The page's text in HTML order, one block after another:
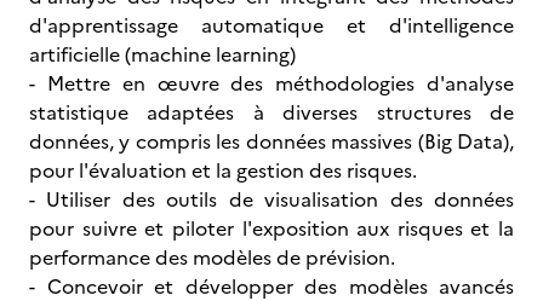
d'apprentissage automatique et d'intelligence
artificielle (machine learning)
- Mettre en œuvre des méthodologies d'analyse
statistique adaptées à diverses structures de
données, y compris les données massives (Big Data),
pour l'évaluation et la gestion des risques.
- Utiliser des outils de visualisation des données
pour suivre et piloter l'exposition aux risques et la
performance des modèles de prévision.
- Concevoir et développer des modèles avancés